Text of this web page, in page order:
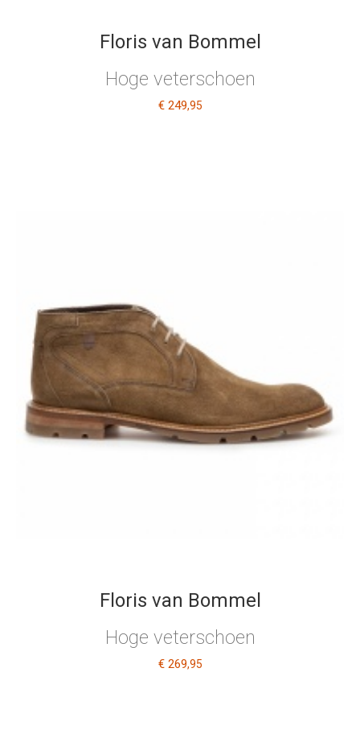
Floris van Bommel
Hoge veterschoen
€ 249,95
Floris van Bommel
Hoge veterschoen
€ 269,95